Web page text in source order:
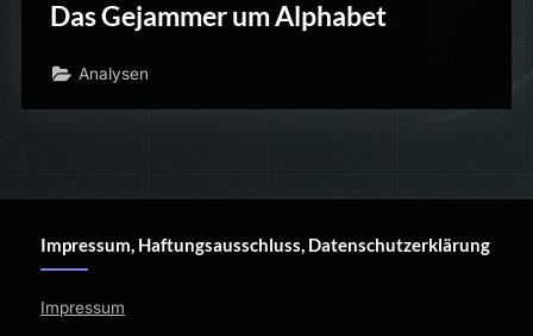
Das Gejammer um Alphabet
Analysen
Impressum, Haftungsausschluss, Datenschutzerklärung
Impressum